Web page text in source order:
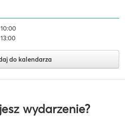
do kalendarza
wydarzenie?